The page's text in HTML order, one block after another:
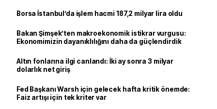
Borsa İstanbul’da işlem hacmi 187,2 milyar lira oldu
Bakan Şimşek’ten makroekonomik istikrar vurgusu:
Ekonomimizin dayanıklılığını daha da güçlendirdik
Altın fonlarına ilgi canlandı: İki ay sonra 3 milyar
dolarlık net giriş
Fed Başkanı Warsh için gelecek hafta kritik önemde:
Faiz artışı için tek kriter var